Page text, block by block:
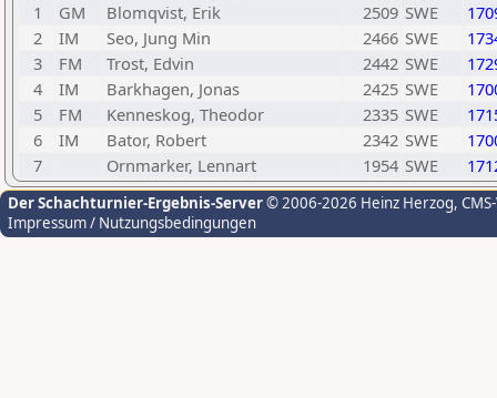
1
GM Blomqvist, Erik 2509 SWE
2
IM Seo, Jung Min 2466 SWE
3
FM Trost, Edvin 2442 SWE
4
IM Barkhagen, Jonas 2425 SWE
5
FM Kenneskog, Theodor 2335 SWE
6
IM Bator, Robert 2342 SWE
7
Ornmarker, Lennart 1954 SWE
Der Schachturnier-Ergebnis-Server© 2006-2026 Heinz Herzog,
Impressum / Nutzungsbedingungen